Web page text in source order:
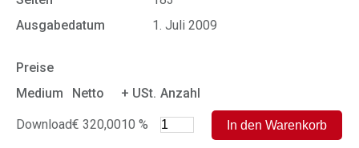
Ausgabedatum
1. Juli 2009
Preise
Medium
Netto + USt. Anzahl
Download€ 320,0010 %